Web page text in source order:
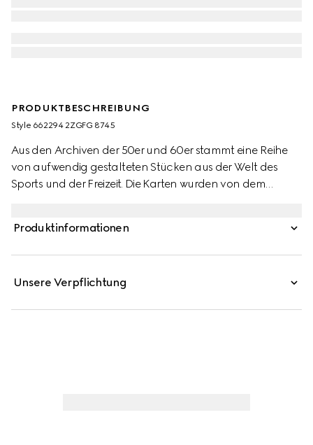
PRODUKTBESCHREIBUNG
Style ‎662294 2ZGFG 8745
Aus den Archiven der 50er und 60er stammt eine Reihe
von aufwendig gestalteten Stücken aus der Welt des
Sports und der Freizeit. Die Karten wurden von dem
Print bedruckt. Zwei Symbole aus der
Karten Tribut.
Produktinformationen
Unsere Verpflichtung